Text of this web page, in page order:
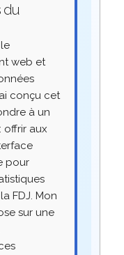
du
web et
conçu cet
à un
offrir aux
pour
FDJ. Mon
sur une